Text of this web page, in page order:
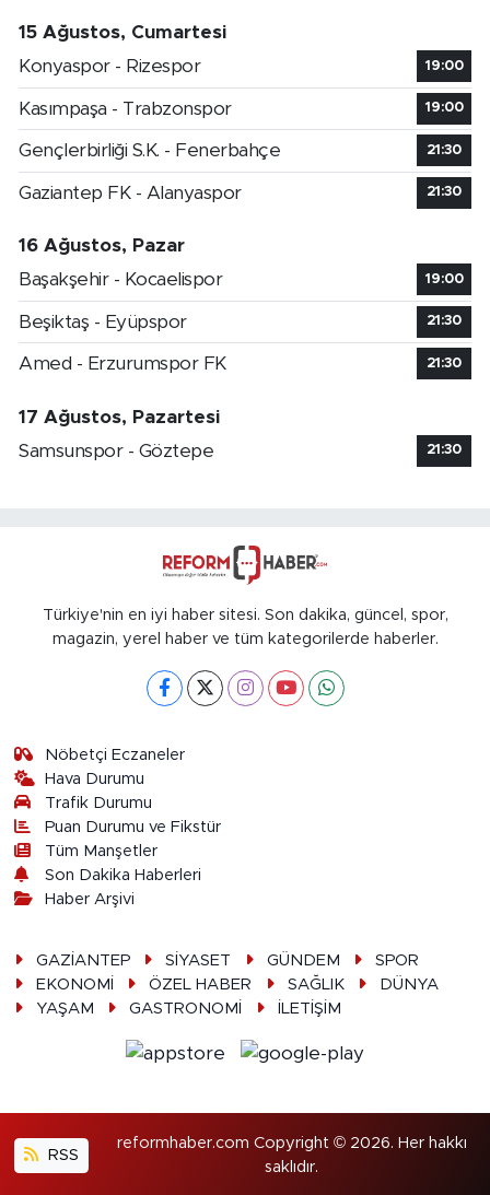
15 Ağustos, Cumartesi
Konyaspor - Rizespor
19:00
Kasımpaşa - Trabzonspor 19:00
Gençlerbirliği S.K. - Fenerbahçe 21:30
Gaziantep FK - Alanyaspor 21:30
16 Ağustos, Pazar
Başakşehir - Kocaelispor
19:00
Beşiktaş - Eyüpspor 21:30
Amed - Erzurumspor FK 21:30
17 Ağustos, Pazartesi
Samsunspor - Göztepe
21:30
Türkiye'nin en iyi haber sitesi. Son dakika, güncel, spor,
magazin, yerel haber ve tüm kategorilerde haberler.
Nöbetçi Eczaneler
Hava Durumu
Trafik Durumu
Puan Durumu ve Fikstür
Tüm Manşetler
Son Dakika Haberleri
Haber Arşivi
GAZİANTEP SİYASET GÜNDEM
SPOR
EKONOMİ
ÖZEL HABER SAĞLIK
DÜNYA
YAŞAM
GASTRONOMİ İLETİŞİM
RSS
reformhaber.com Copyright © 2026. Her hakkı
saklıdır.